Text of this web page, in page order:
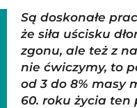
Są doskonałe
że siła uścisku
zgonu, ale też z
nie ćwiczymy, to
od 3 do 8% masy
60. roku życia ten